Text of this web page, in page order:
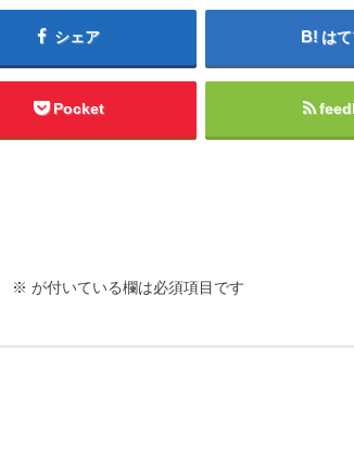
シェア は
Pocket
※ が付いている欄は必須項目です